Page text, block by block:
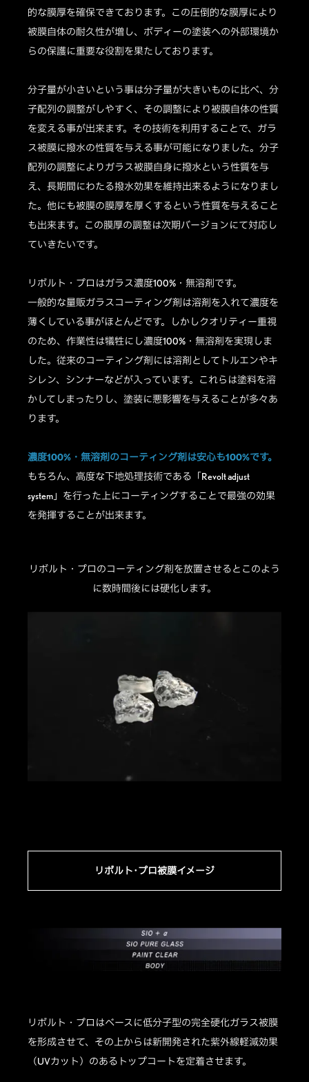
的な膜厚を確保できております。この圧倒的な膜厚により
被膜自体の耐久性が増し、ボディーの塗装への外部環境か
らの保護に重要な役割を果たしております。
分子量が小さいという事は分子量が大きいものに比べ、分
子配列の調整がしやすく、その調整により被膜自体の性質
を変える事が出来ます。その技術を利用することで、ガラ
ス被膜に撥水の性質を与える事が可能になりました。分子
配列の調整によりガラス被膜自身に撥水という性質を与
え、長期間にわたる撥水効果を維持出来るようになりまし
た。他にも被膜の膜厚を厚くするという性質を与えること
も出来ます。この膜厚の調整は次期バージョンにて対応し
ていきたいです。
リボルト・プロはガラス濃度100%・無溶剤です。
一般的な量販ガラスコーティング剤は溶剤を入れて濃度を
薄くしている事がほとんどです。しかしクオリティー重視
のため、作業性は犠牲にし濃度100%・無溶剤を実現しま
した。従来のコーティング剤には溶剤としてトルエンやキ
シレン、シンナーなどが入っています。これらは塗料を溶
かしてしまったりし、塗装に悪影響を与えることが多々あ
ります。
濃度100%・無溶剤のコーティング剤は安心も100%です。
もちろん、高度な下地処理技術である「Revolt adjust
system」を行った上にコーティングすることで最強の効果
を発揮することが出来ます。
リボルト・プロのコーティング剤を放置させるとこのよう
に数時間後には硬化します。
リボルト･プロ被膜イメージ
リボルト・プロはベースに低分子型の完全硬化ガラス被膜
を形成させて、その上からは新開発された紫外線軽減効果
（UVカット）のあるトップコートを定着させます。